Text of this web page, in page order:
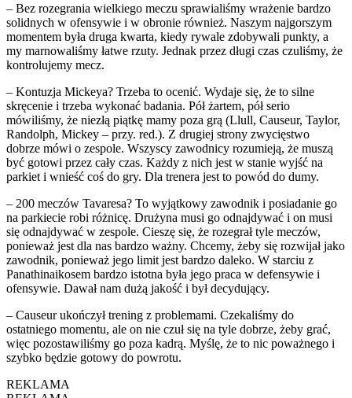
– Bez rozegrania wielkiego meczu sprawialiśmy wrażenie bardzo
solidnych w ofensywie i w obronie również. Naszym najgorszym
momentem była druga kwarta, kiedy rywale zdobywali punkty, a
my marnowaliśmy łatwe rzuty. Jednak przez długi czas czuliśmy, że
kontrolujemy mecz.
– Kontuzja Mickeya? Trzeba to ocenić. Wydaje się, że to silne
skręcenie i trzeba wykonać badania. Pół żartem, pół serio
mówiliśmy, że niezłą piątkę mamy poza grą (Llull, Causeur, Taylor,
Randolph, Mickey – przy. red.). Z drugiej strony zwycięstwo
dobrze mówi o zespole. Wszyscy zawodnicy rozumieją, że muszą
być gotowi przez cały czas. Każdy z nich jest w stanie wyjść na
parkiet i wnieść coś do gry. Dla trenera jest to powód do dumy.
– 200 meczów Tavaresa? To wyjątkowy zawodnik i posiadanie go
na parkiecie robi różnicę. Drużyna musi go odnajdywać i on musi
się odnajdywać w zespole. Cieszę się, że rozegrał tyle meczów,
ponieważ jest dla nas bardzo ważny. Chcemy, żeby się rozwijał jako
zawodnik, ponieważ jego limit jest bardzo daleko. W starciu z
Panathinaikosem bardzo istotna była jego praca w defensywie i
ofensywie. Dawał nam dużą jakość i był decydujący.
– Causeur ukończył trening z problemami. Czekaliśmy do
ostatniego momentu, ale on nie czuł się na tyle dobrze, żeby grać,
więc pozostawiliśmy go poza kadrą. Myślę, że to nic poważnego i
szybko będzie gotowy do powrotu.
REKLAMA